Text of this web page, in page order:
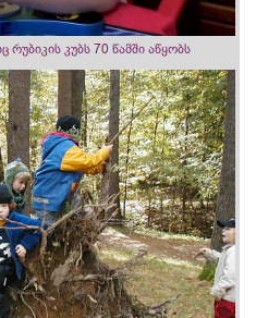
კუბს 70 წამში აწყობს